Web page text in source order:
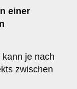
einer
je nach
zwischen